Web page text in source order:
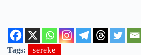
Tags: sereke